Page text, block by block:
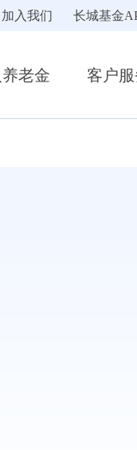
加入我们 长城基金
老金 客户